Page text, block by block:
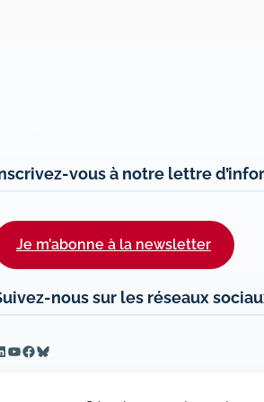
vous à notre lettre
Je m’abonne à la newsletter
nous sur les réseaux
YouTube
Facebook
Bluesky